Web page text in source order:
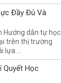
Đầy Đủ Và
Hướng dẫn tự học
trên thị trường
...
Quyết Học